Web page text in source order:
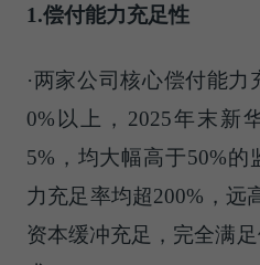
1.偿付能力充足性
·两家公司核心偿付能
0%以上，2025年末新
5%，均大幅高于50%
力充足率均超200%，远
资本缓冲充足，完全满